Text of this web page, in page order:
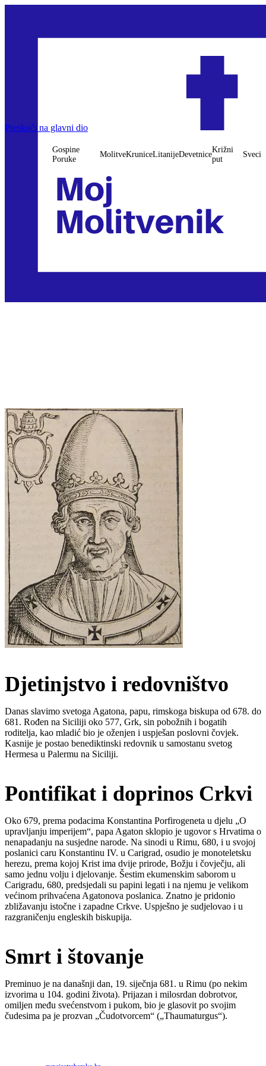
Preskoči na glavni dio
Gospine
Poruke
MolitveKruniceLitanijeDevetnice
Križni
put
Sveci
Djetinjstvo i redovništvo
Danas slavimo svetoga Agatona, papu, rimskoga biskupa od 678. do
681. Rođen na Siciliji oko 577, Grk, sin pobožnih i bogatih
roditelja, kao mladić bio je oženjen i uspješan poslovni čovjek.
Kasnije je postao benediktinski redovnik u samostanu svetog
Hermesa u Palermu na Siciliji.
Pontifikat i doprinos Crkvi
Oko 679, prema podacima Konstantina Porfirogeneta u djelu „O
upravljanju imperijem“, papa Agaton sklopio je ugovor s Hrvatima o
nenapadanju na susjedne narode. Na sinodi u Rimu, 680, i u svojoj
poslanici caru Konstantinu IV. u Carigrad, osudio je monoteletsku
herezu, prema kojoj Krist ima dvije prirode, Božju i čovječju, ali
samo jednu volju i djelovanje. Šestim ekumenskim saborom u
Carigradu, 680, predsjedali su papini legati i na njemu je velikom
većinom prihvaćena Agatonova poslanica. Znatno je pridonio
zbližavanju istočne i zapadne Crkve. Uspješno je sudjelovao i u
razgraničenju engleskih biskupija.
Smrt i štovanje
Preminuo je na današnji dan, 19. siječnja 681. u Rimu (po nekim
izvorima u 104. godini života). Prijazan i milosrdan dobrotvor,
omiljen među svećenstvom i pukom, bio je glasovit po svojim
čudesima pa je prozvan „Čudotvorcem“ („Thaumaturgus“).